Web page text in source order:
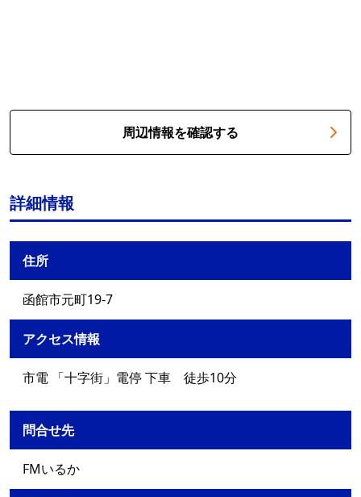
周辺情報を確認する
詳細情報
住所
函館市元町19-7
アクセス情報
市電 「十字街」電停 下車 徒歩10分
問合せ先
FMいるか